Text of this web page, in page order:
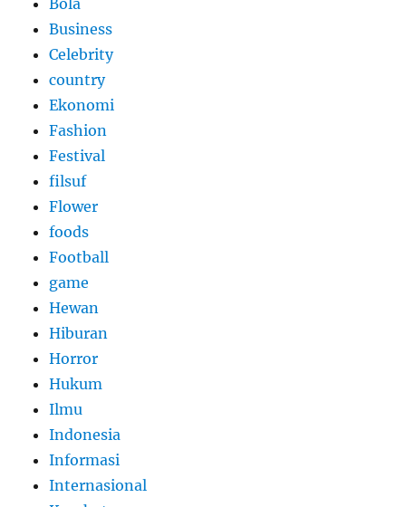
Bola
Business
Celebrity
country
Ekonomi
Fashion
Festival
filsuf
Flower
foods
Football
game
Hewan
Hiburan
Horror
Hukum
Ilmu
Indonesia
Informasi
Internasional